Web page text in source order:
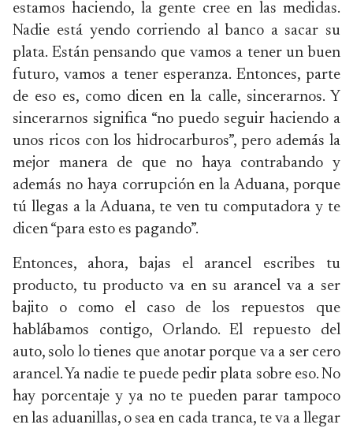
estamos haciendo, la gente cree en las medidas.
Nadie está yendo corriendo al banco a sacar su
plata. Están pensando que vamos a tener un buen
futuro, vamos a tener esperanza. Entonces, parte
de eso es, como dicen en la calle, sincerarnos. Y
sincerarnos significa “no puedo seguir haciendo a
unos ricos con los hidrocarburos”, pero además la
mejor manera de que no haya contrabando y
además no haya corrupción en la Aduana, porque
tú llegas a la Aduana, te ven tu computadora y te
dicen “para esto es pagando”.
Entonces, ahora, bajas el arancel escribes tu
producto, tu producto va en su arancel va a ser
bajito o como el caso de los repuestos que
hablábamos contigo, Orlando. El repuesto del
auto, solo lo tienes que anotar porque va a ser cero
arancel. Ya nadie te puede pedir plata sobre eso. No
hay porcentaje y ya no te pueden parar tampoco
en las aduanillas, o sea en cada tranca, te va a llegar